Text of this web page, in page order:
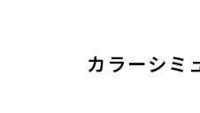
カラーシミ